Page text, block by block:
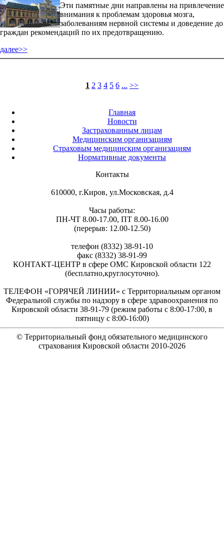
Эти памятные дни направлены на привлечение
внимания к проблемам здоровья мозга,
заболеваниям нервной системы и доведение до
граждан рекомендаций по их предотвращению.
далее>>
1 2 3 4 5 6 ... >>
Главная
Новости
Застрахованным лицам
Медицинским организациям
Страховым медицинским организациям
Нормативные документы
Контакты
610000, г.Киров, ул.Московская, д.4
Часы работы:
ПН-ЧТ 8.00-17.00, ПТ 8.00-16.00
(перерыв: 12.00-12.50)
телефон (8332) 38-91-10
факс (8332) 38-91-99
КОНТАКТ-ЦЕНТР в сфере ОМС Кировской области 122
(бесплатно,круглосуточно).
ТЕЛЕФОН «ГОРЯЧЕЙ ЛИНИИ» с Территориальным органом
Федеральной службы по надзору в сфере здравоохранения по
Кировской области 38-91-79 (режим работы с 8:00-17:00, в
пятницу с 8:00-16:00)
© Территориальный фонд обязательного медицинского
страхования Кировской области 2010-2026